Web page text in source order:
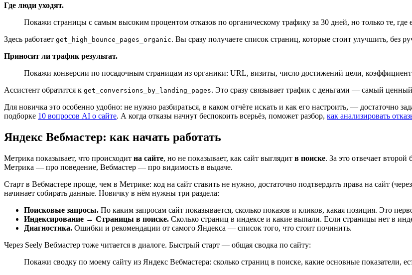
Где люди уходят.
Покажи страницы с самым высоким процентом отказов по органическому трафику за 30 дней, но только те,
Здесь работает get_high_bounce_pages_organic. Вы сразу получаете список страниц, которые стоит улучшить, без
Приносит ли трафик результат.
Покажи конверсии по посадочным страницам из органики: URL, визиты, число достижений цели, коэффициент
Ассистент обратится к get_conversions_by_landing_pages. Это сразу связывает трафик с деньгами — самый ценный
Для новичка это особенно удобно: не нужно разбираться, в каком отчёте искать и как его настроить, — достаточно
подборке 10 вопросов AI о сайте. А когда отказы начнут беспокоить всерьёз, поможет разбор, как анализировать
Яндекс Вебмастер: как начать работать
Метрика показывает, что происходит на сайте, но не показывает, как сайт выглядит в поиске. За это отвечает
Метрика — про поведение, Вебмастер — про видимость в выдаче.
Старт в Вебмастере проще, чем в Метрике: код на сайт ставить не нужно, достаточно подтвердить права на сайт
начинает собирать данные. Новичку в нём нужны три раздела:
Поисковые запросы. По каким запросам сайт показывается, сколько показов и кликов, какая позиция. Это
Индексирование → Страницы в поиске. Сколько страниц в индексе и какие выпали. Если страницы нет в
Диагностика. Ошибки и рекомендации от самого Яндекса — список того, что стоит починить.
Через Seely Вебмастер тоже читается в диалоге. Быстрый старт — общая сводка по сайту:
Покажи сводку по моему сайту из Яндекс Вебмастера: сколько страниц в поиске, какие основные показатели,